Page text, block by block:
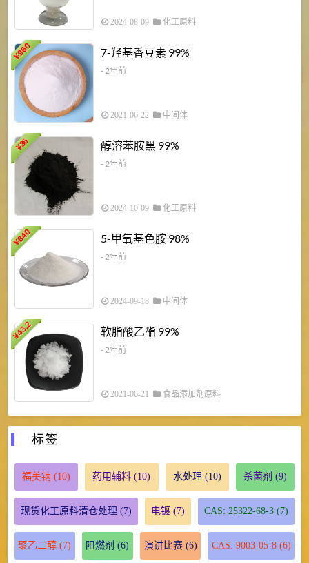
2024-08-09 化工原料
¥
960 7-羟基香豆素 99%
- 2年前
2021-06-22 中间体
¥
36 醇溶苯胺黑 99%
- 2年前
2024-10-09 化工原料
¥
840 5-甲氧基色胺 98%
- 2年前
2024-09-18 中间体
¥
43.2 软脂酸乙酯 99%
- 2年前
2021-06-21 食品添加剂原料
标签
福美钠 (10) 药用辅料 (10) 水处理 (10) 杀菌剂 (9)
现货化工原料清仓处理 (7) 电镀 (7) CAS: 25322-68-3 (7)
聚乙二醇 (7) 阻燃剂 (6) 演讲比赛(6) CAS: 9003-05-8(6)